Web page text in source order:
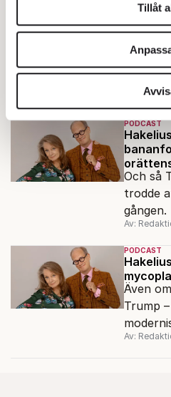
Vi använder
för sociala medier och
vidarebefordrar även sådana
information från din enhet till
annons- och analysföretag
Dessa kan i sin tur kombinera
information som du har
samlat in när du har använt
Om du vill läsa mer om hur vi
Tillåt
PODCAST
Skolan
(Gäst:
Elever
för fel
Linnea
felet
Av:
PODCAST
Och så
trodde
gången.
Av:
PODCAST
Även
Trump
Av: